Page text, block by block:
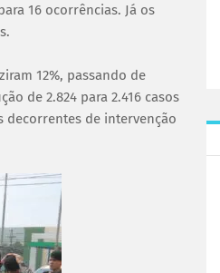
16 ocorrências. Já os
12%, passando de
de 2.824 para 2.416 casos
decorrentes de intervenção